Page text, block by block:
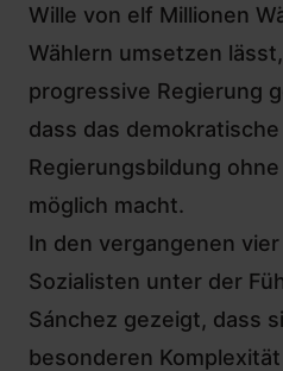
Wille von elf Millionen
Wählern umsetzen
progressive Regierung
dass das
Regierungsbildung
möglich macht.
In den vergangenen
Sozialisten unter der
Sánchez gezeigt, dass
besonderen